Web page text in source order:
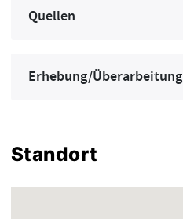
Quellen
Erhebung/Überarbeitung
Standort